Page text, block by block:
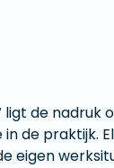
ligt de nadruk
de praktijk.
eigen